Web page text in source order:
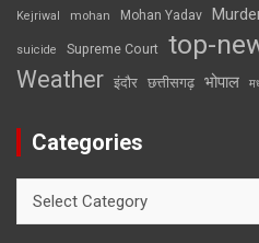
Kejriwal mohan Mohan Yadav
suicide Supreme Court top-
Weather इंदौर छत्तीसगढ़ भोपाल
Categories